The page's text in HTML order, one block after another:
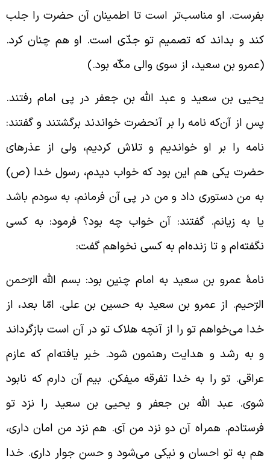
او مناسب‌تر است تا اطمینان آن حضرت را جلب
و بداند که تصمیم تو جدّی است. او هم چنان کرد.
بن سعید، از سوی والی مکّه بود.)
بن سعید و عبد الله بن جعفر در پی امام رفتند.
از آن‌که نامه را بر آن حضرت خواندند برگشتند و گفتند:
را بر او خواندیم و تلاش کردیم، ولی از عذرهای
یکی هم این بود که خواب دیدم، رسول خدا (ص)
من دستوری داد و من در پی آن فرمانم، به سودم باشد
به زیانم. گفتند: آن خواب چه بود؟ فرمود: به کسی
و تا زنده‌ام به کسی نخواهم گفت:
عمرو بن سعید به امام چنین بود: بسم الله الرّحمن
از عمرو بن سعید به حسین بن علی. امّا بعد، از
می‌خواهم تو را از آنچه هلاک تو در آن است بازگرداند
به رشد و هدایت رهنمون شود. خبر یافته‌ام که عازم
تو را به خدا تفرقه میفکن. بیم آن دارم که نابود
عبد الله بن جعفر و یحیی بن سعید را نزد تو
همراه آن دو نزد من آی. هم نزد من امان داری،
به تو احسان و نیکی می‌شود و حسن جوار داری. خدا